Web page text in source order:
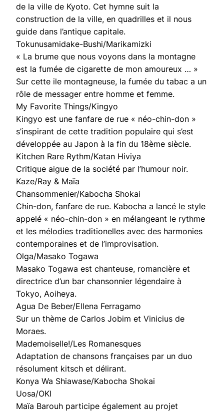
de la ville de Kyoto. Cet hymne suit la
construction de la ville, en quadrilles et il nous
guide dans l’antique capitale.
Tokunusamidake-Bushi/Marikamizki
« La brume que nous voyons dans la montagne
est la fumée de cigarette de mon amoureux … »
Sur cette ile montagneuse, la fumée du tabac a un
rôle de messager entre homme et femme.
My Favorite Things/Kingyo
Kingyo est une fanfare de rue « néo-chin-don »
s’inspirant de cette tradition populaire qui s’est
développée au Japon à la fin du 18ème siècle.
Kitchen Rare Rythm/Katan Hiviya
Critique aigue de la société par l’humour noir.
Kaze/Ray & Maïa
Chansommenier/Kabocha Shokai
Chin-don, fanfare de rue. Kabocha a lancé le style
appelé « néo-chin-don » en mélangeant le rythme
et les mélodies traditionelles avec des harmonies
contemporaines et de l’improvisation.
Olga/Masako Togawa
Masako Togawa est chanteuse, romancière et
directrice d’un bar chansonnier légendaire à
Tokyo, Aoiheya.
Agua De Beber/Ellena Ferragamo
Sur un thème de Carlos Jobim et Vinicius de
Moraes.
Mademoiselle!/Les Romanesques
Adaptation de chansons françaises par un duo
résolument kitsch et délirant.
Konya Wa Shiawase/Kabocha Shokai
Uosa/OKI
Maïa Barouh participe également au projet